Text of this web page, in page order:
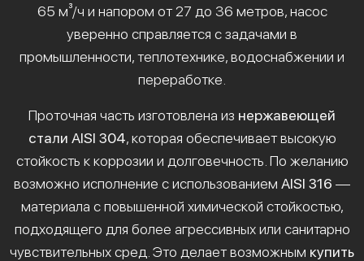
65 м³/ч и напором от 27 до 36 метров, насос
уверенно справляется с задачами в
промышленности, теплотехнике, водоснабжении и
переработке.
Проточная часть изготовлена из нержавеющей
стали AISI 304, которая обеспечивает высокую
стойкость к коррозии и долговечность. По желанию
возможно исполнение с использованием AISI 316 —
материала с повышенной химической стойкостью,
подходящего для более агрессивных или санитарно
чувствительных сред. Это делает возможным купить